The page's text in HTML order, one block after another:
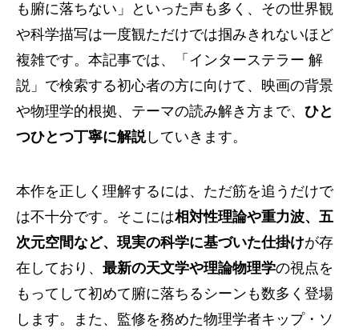
も腑に落ちない」といった声も多く、その世界観
や科学描写は一度観ただけでは掴みきれないほど
複雑です。本記事では、「インターステラー 解
説」で検索する初心者の方に向けて、映画の背景
や物理学的根拠、テーマの読み解き方まで、 ひと
つひとつ丁寧に解説していきます。
本作を正しく理解するには、ただ筋を追うだけで
は不十分です。そこには相対性理論や重力波、五
次元空間など、現実の科学に基づいた仕掛けが存
在しており、 最新の天文学や理論物理学の視点を
もってして初めて腑に落ちるシーンも数多く登場
します。また、監修を務めた物理学者キップ・ソ